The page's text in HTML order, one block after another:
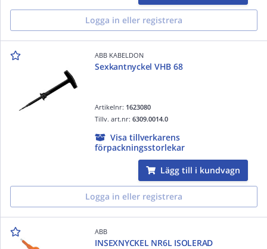
Logga in eller registrera
ABB KABELDON
Sexkantnyckel VHB 68
Artikelnr: 1623080
Tillv. art.nr:6309.0014.0
Visa tillverkarens
förpackningsstorlekar
Lägg till i kundvagn
Logga in eller registrera
ABB
INSEXNYCKEL NR6L ISOLERAD